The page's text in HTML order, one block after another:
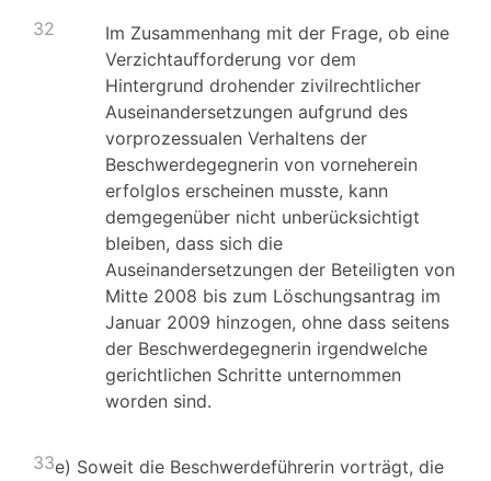
32
Im Zusammenhang mit der Frage, ob eine
Verzichtaufforderung vor dem
Hintergrund drohender zivilrechtlicher
Auseinandersetzungen aufgrund des
vorprozessualen Verhaltens der
Beschwerdegegnerin von vorneherein
erfolglos erscheinen musste, kann
demgegenüber nicht unberücksichtigt
bleiben, dass sich die
Auseinandersetzungen der Beteiligten von
Mitte 2008 bis zum Löschungsantrag im
Januar 2009 hinzogen, ohne dass seitens
der Beschwerdegegnerin irgendwelche
gerichtlichen Schritte unternommen
worden sind.
33e) Soweit die Beschwerdeführerin vorträgt, die